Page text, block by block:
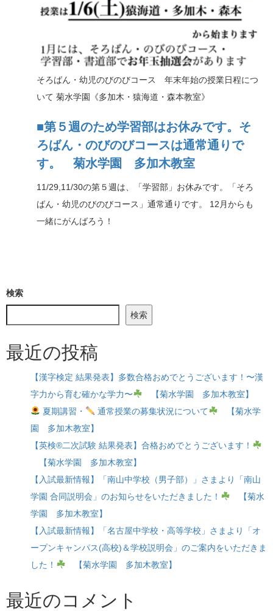
そろばん・幼児のびのびコース 年末年始の授業日程につ
いて 菊水学園《多加木・猿海道・森本教室》
■第５週のため学習部はお休みです。そ
ろばん・のびのびコースは通常通りで
す。 菊水学園 多加木教室
11/29,11/30の第５週は、「学習部」お休みです。「そろ
ばん・幼児のびのびコース」通常通りです。 12月からも
一緒にがんばろう！
検索
検索
最近の投稿
【漢字検定 結果発表】多数合格おめでとうございます！〜漢
字力から育む確かな学力〜
【菊水学園 多加木教室】
夏期講習・
通常授業の募集状況について
【菊水学
園 多加木教室】
【英検®二次試験 結果発表】合格おめでとうございます！
【菊水学園 多加木教室】
【入試最新情報】「南山中学校（男子部）」さまより「南山
学園 合同説明会」のお知らせをいただきました！
【菊水
学園 多加木教室】
【入試最新情報】「名古屋中学校・高等学校」さまより「オ
ープンキャンパス(高校)＆学校説明会」のご案内をいただきま
した！
【菊水学園 多加木教室】
最近のコメント